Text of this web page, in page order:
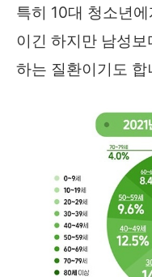
특히 10대 청소년
이긴 하지만 남성
하는 질환이기도 합